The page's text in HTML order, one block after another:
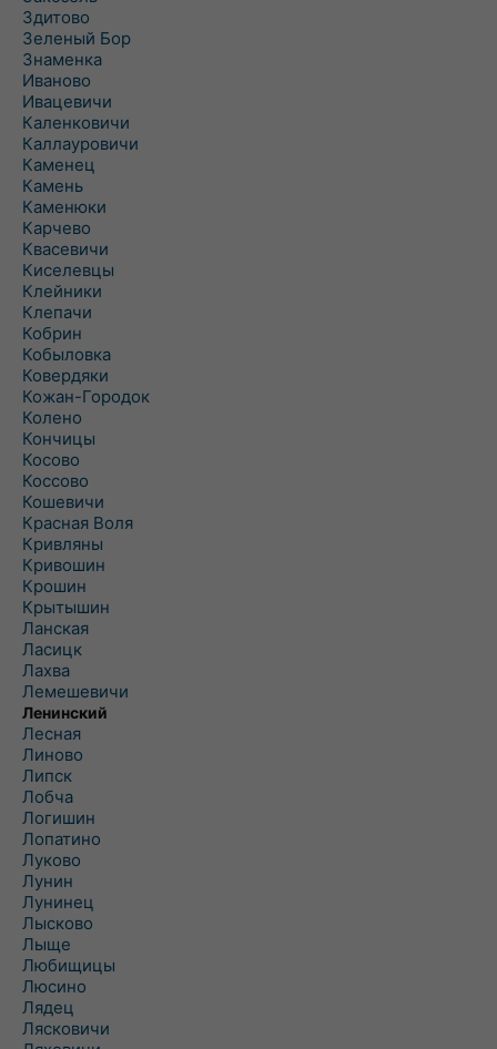
Здитово
Зеленый Бор
Знаменка
Иваново
Ивацевичи
Каленковичи
Каллауровичи
Каменец
Камень
Каменюки
Карчево
Квасевичи
Киселевцы
Клейники
Клепачи
Кобрин
Кобыловка
Ковердяки
Кожан-Городок
Колено
Кончицы
Косово
Коссово
Кошевичи
Красная Воля
Кривляны
Кривошин
Крошин
Крытышин
Ланская
Ласицк
Лахва
Лемешевичи
Ленинский
Лесная
Линово
Липск
Лобча
Логишин
Лопатино
Луково
Лунин
Лунинец
Лысково
Лыще
Любищицы
Люсино
Лядец
Лясковичи